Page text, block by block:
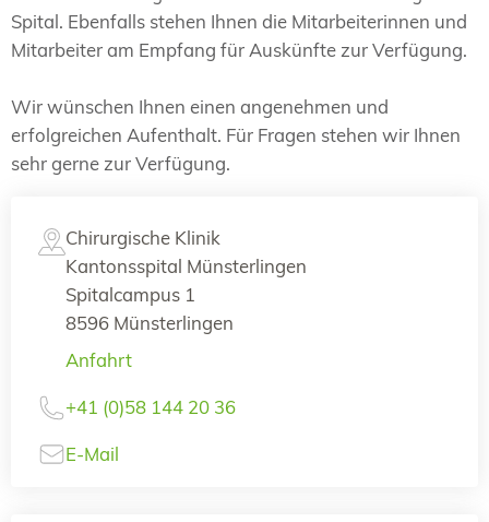
Spital. Ebenfalls stehen Ihnen die Mitarbeiterinnen und
Mitarbeiter am Empfang für Auskünfte zur Verfügung.
Wir wünschen Ihnen einen angenehmen und
erfolgreichen Aufenthalt. Für Fragen stehen wir Ihnen
sehr gerne zur Verfügung.
Chirurgische Klinik
Kantonsspital Münsterlingen
Spitalcampus 1
8596 Münsterlingen
Anfahrt
+41 (0)58 144 20 36
E-Mail